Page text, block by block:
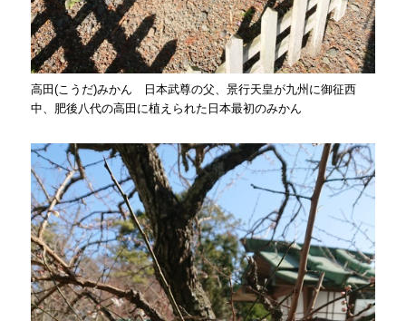
高田(こうだ)みかん 日本武尊の父、景行天皇が九州に御征西
中、肥後八代の高田に植えられた日本最初のみかん